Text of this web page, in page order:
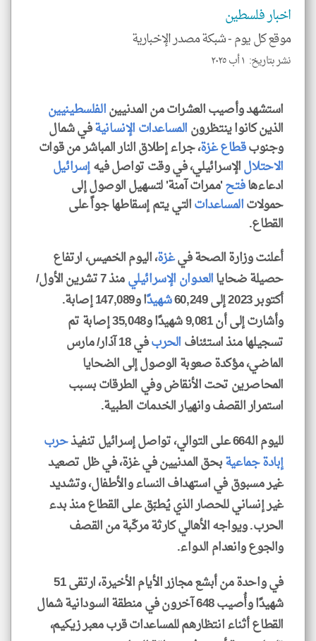
اخبار فلسطين
موقع كل يوم -شبكة مصدر الإخبارية
نشر بتاريخ: ١ أب ٢٠٢٥
استشهد وأصيب العشرات من المدنيينالفلسطينيين
الذين كانوا ينتظرونالمساعدات الإنسانيةفي شمال
وجنوبقطاع غزة، جراء إطلاق النار المباشر من قوات
الاحتلالالإسرائيلي، في وقت تواصل فيهإسرائيل
ادعاءهافتح'ممرات آمنة' لتسهيل الوصول إلى
حمولاتالمساعداتالتي يتم إسقاطها جواً على
القطاع.
أعلنت وزارة الصحة فيغزة، اليوم الخميس، ارتفاع
حصيلة ضحاياالعدوان الإسرائيلي
منذ 7 تشرين الأول/
أكتوبر 2023 إلى 60,249
شهيد
ًا و147,089 إصابة.
وأشارت إلى أن 9,081 شهيدًا و35,048 إصابة تم
تسجيلها منذ استئنافالحرب
في 18 آذار/ مارس
الماضي، مؤكدة صعوبة الوصول إلى الضحايا
المحاصرين تحت الأنقاض وفي الطرقات بسبب
استمرار القصف وانهيار الخدمات الطبية.
لليوم الـ664 على التوالي، تواصل إسرائيل تنفيذ
حرب
إبادة جماعيةبحق المدنيين في غزة، في ظل تصعيد
غير مسبوق في استهداف النساء والأطفال، وتشديد
غير إنساني للحصار الذي يُطبّق على القطاع منذ بدء
الحرب. ويواجه الأهالي كارثة مركّبة من القصف
والجوع وانعدام الدواء.
في واحدة من أبشع مجازر الأيام الأخيرة، ارتقى 51
شهيدًا وأُصيب 648 آخرون في منطقة السودانية شمال
القطاع أثناء انتظارهم للمساعدات قرب معبر زيكيم،
klyoum.com